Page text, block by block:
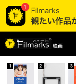
映画
1 2 3